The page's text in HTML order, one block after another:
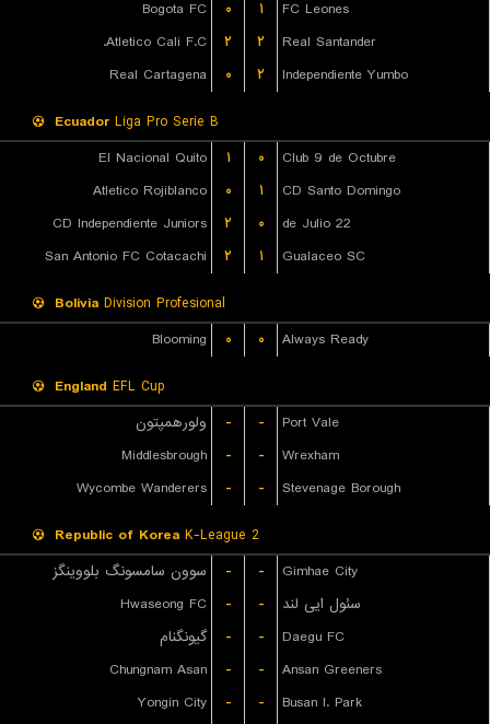
Bogota FC
۰ ۱
FC Leones
Atletico Cali F.C.
۲ ۲
Real Santander
Real Cartagena
۰ ۲ Independiente Yumbo
Ecuador Liga Pro Serie B
El Nacional Quito
۱ ۰
Club 9 de Octubre
Atletico Rojiblanco
۰ ۱
CD Santo Domingo
CD Independiente Juniors
۲ ۰
22 de Julio
San Antonio FC Cotacachi
۲ ۱ Gualaceo SC
Bolivia Division Profesional
Blooming
۰ ۰ Always Ready
England EFL Cup
ولورهمپتون
- -
Port Vale
Middlesbrough
- -
Wrexham
Wycombe Wanderers
- - Stevenage Borough
Republic of Korea K-League 2
سوون سامسونگ بلووینگز
- -
Gimhae City
Hwaseong FC
- -
سئول ایی لند
گیونگنام
- -
Daegu FC
Chungnam Asan
- -
Ansan Greeners
Yongin City
- -
Busan I. Park